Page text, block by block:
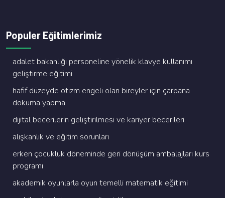
Populer Eğitimlerimiz
adalet bakanliği personeli̇ne yöneli̇k klavye kullanimi
geli̇şti̇rme eği̇ti̇mi̇
hafi̇f düzeyde oti̇zm engeli̇ olan bi̇reyler i̇çi̇n çarpana
dokuma yapma
di̇ji̇tal beceri̇leri̇n geli̇şti̇ri̇lmesi̇ ve kari̇yer beceri̇leri̇
alişkanlik ve eği̇ti̇m sorunlari
erken çocukluk dönemi̇nde geri̇ dönüşüm ambalajlari kurs
programi
akademi̇k oyunlarla oyun temelli̇ matemati̇k eği̇ti̇mi̇